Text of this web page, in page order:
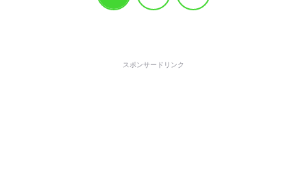
スポンサードリンク